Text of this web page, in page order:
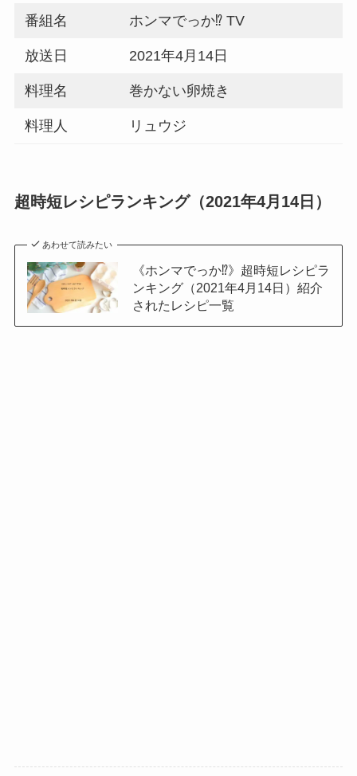
番組名 ホンマでっか⁉ TV
放送日 2021年4月14日
料理名 巻かない卵焼き
料理人 リュウジ
超時短レシピランキング（2021年4月14日）
あわせて読みたい
《ホンマでっか⁉》超時短レシピラ
ンキング（2021年4月14日）紹介
されたレシピ一覧